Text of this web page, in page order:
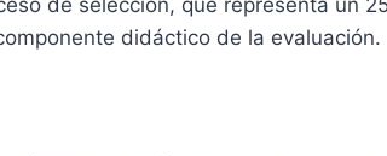
didáctico de la evaluación.